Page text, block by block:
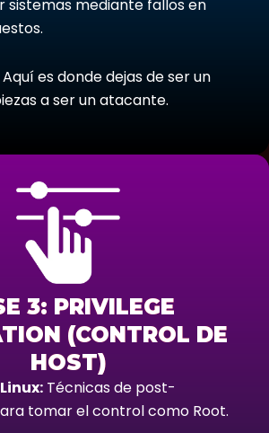
mediante fallos en
Aquí es donde dejas de ser un
a ser un atacante.
3: PRIVILEGE
(CONTROL DE
HOST)
Técnicas de post-
tomar el control como Root.